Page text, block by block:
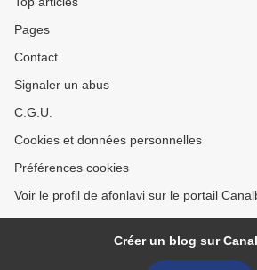
Pages
Contact
Signaler un abus
C.G.U.
Cookies et données personnelles
Préférences cookies
Voir le profil de afonlavi sur le portail
Créer un blog sur